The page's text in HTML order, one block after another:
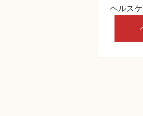
ヘルス